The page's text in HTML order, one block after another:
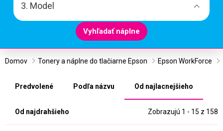
3. Model
Vyhľadať náplne
Domov Tonery a náplne do tlačiarne Epson Epson WorkForce
Predvolené Podľa názvu Od najlacnejšieho
Od najdrahšieho Zobrazujú 1 - 15 z 158